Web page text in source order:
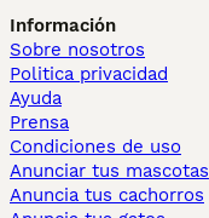
Información
Sobre nosotros
Politica privacidad
Ayuda
Prensa
Condiciones de uso
Anunciar tus mascotas
Anuncia tus cachorros